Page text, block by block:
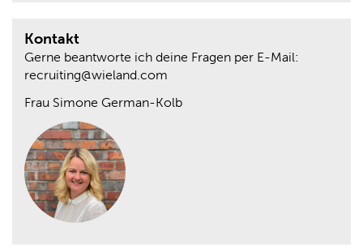
Kontakt
Gerne beantworte ich deine Fragen per E-Mail:
recruiting@wieland.com
Frau Simone German-Kolb